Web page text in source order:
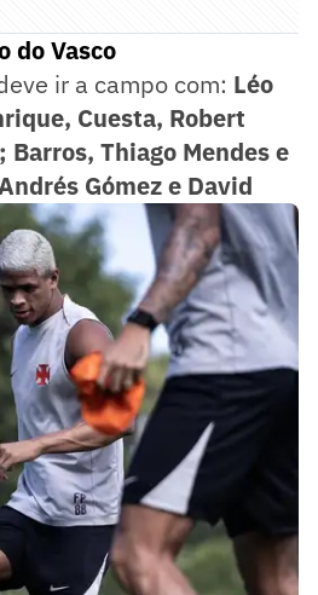
do Vasco
ir a campo com: Léo
Cuesta, Robert
Barros, Thiago Mendes e
Gómez e David